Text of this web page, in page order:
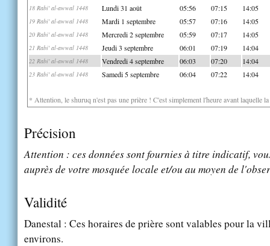
18 Rabi' al-awwal 1448 Lundi 31 août 05:56 07:15 14:05
19 Rabi' al-awwal 1448 Mardi 1 septembre 05:57 07:16 14:05
20 Rabi' al-awwal 1448 Mercredi 2 septembre 05:59 07:17 14:05
21 Rabi' al-awwal 1448 Jeudi 3 septembre 06:01 07:19 14:04
22 Rabi' al-awwal 1448 Vendredi 4 septembre 06:03 07:20 14:04
23 Rabi' al-awwal 1448 Samedi 5 septembre 06:04 07:22 14:04
* Attention, le shuruq n'est pas une prière ! C'est simplement l'heure avant laquelle
Précision
Attention : ces données sont fournies à titre indicatif,
auprès de votre mosquée locale et/ou au moyen de
Validité
Danestal : Ces horaires de prière sont valables pour la
environs.